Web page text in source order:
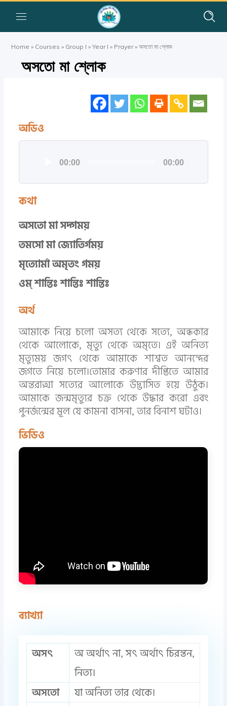
Home » Courses » Group I »Year I » Prayer»অসতো মা শ্লোক
অসতো মা শ্লোক
অডিও
00:00 00:00
কথা
অসতো মা সদ্গময়
তমসো মা জ্যোতির্গময়
মৃত্যোর্মা অমৃতং গময়
ওম্ শান্তিঃ শান্তিঃ শান্তিঃ
অর্থ
আমাকে নিয়ে চলো অসত্য থেকে সত্যে, অন্ধকার
থেকে আলোকে, মৃত্যু থেকে অমৃতে। এই অনিত্য
মৃত্যুময় জগৎ থেকে আমাকে শাশ্বত আনন্দের
জগতে নিয়ে চলো।তোমার করুণার দীপ্তিতে আমার
অন্তরাত্মা সত্যের আলোকে উদ্ভাসিত হয়ে উঠুক।
আমাকে জন্মমৃত্যুর চক্র থেকে উদ্ধার করো এবং
পুনর্জন্মের মূল যে কামনা বাসনা, তার বিনাশ ঘটাও।
ভিডিও
ব্যাখ্যা
অসৎ
অ অর্থাৎ না, সৎ অর্থাৎ চিরন্তন,
নিত্য।
অসতো
যা অনিত্য তার থেকে।